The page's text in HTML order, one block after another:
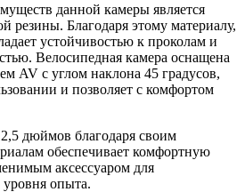
данной камеры является
резины. Благодаря этому материалу,
устойчивостью к проколам и
Велосипедная камера оснащена
AV с углом наклона 45 градусов,
и позволяет с комфортом
дюймов благодаря своим
обеспечивает комфортную
аксессуаром для
опыта.